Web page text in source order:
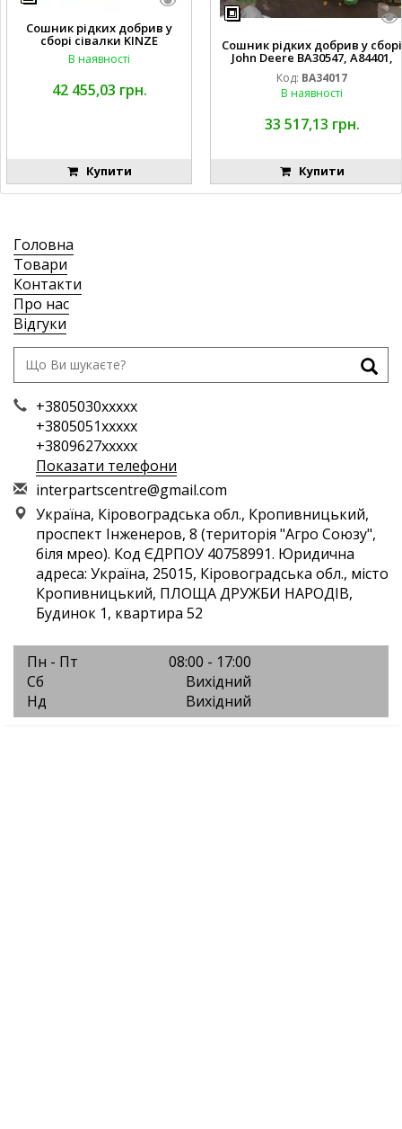
Сошник рідких добрив у
сборі сівалки KINZE
В наявності
42 455,03 грн.
Купити
Сошник рідких добрив у сборі
John Deere BA30547, A84401,
AA65563, AA65562, A82739,
A82743, AA56092, A72503,
A72504,
68, H137235, A72358, AA65564, A
A65566, A49917, A49918,
Код: BA34017
В наявності
33 517,13 грн.
Купити
Головна
Товари
Контакти
Про нас
Відгуки
+3805030xxxxx
+3805051xxxxx
+3809627xxxxx
Показати телефони
interpartscentre@gmail.com
Україна, Кіровоградська обл., Кропивницький,
проспект Інженеров, 8 (територія "Агро Союзу",
біля мрео). Код ЄДРПОУ 40758991. Юридична
адреса: Україна, 25015, Кіровоградська обл., місто
Кропивницький, ПЛОЩА ДРУЖБИ НАРОДІВ,
Будинок 1, квартира 52
Пн - Пт
08:00 - 17:00
Сб
Вихідний
Нд
Вихідний